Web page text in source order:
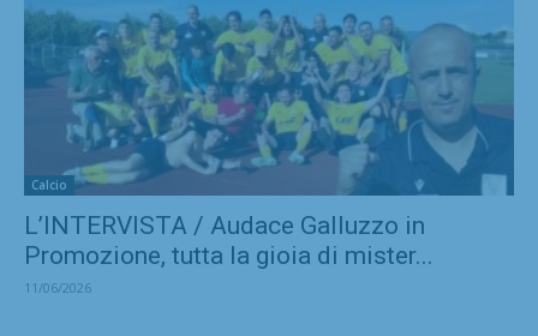
Calcio
L’INTERVISTA / Audace Galluzzo in
Promozione, tutta la gioia di mister...
11/06/2026